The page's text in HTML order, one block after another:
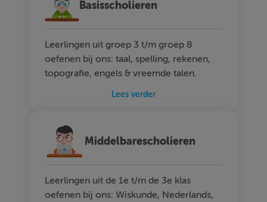
Basisscholieren
Leerlingen uit groep 3 t/m groep 8
oefenen bij ons: taal, spelling, rekenen,
topografie, engels & vreemde talen.
Lees verder
Middelbarescholieren
Leerlingen uit de 1e t/m de 3e klas
oefenen bij ons: Wiskunde, Nederlands,